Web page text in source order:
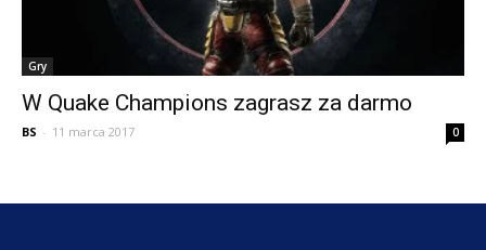
Gry
W Quake Champions zagrasz za darmo
BS - 11 marca 2017 0